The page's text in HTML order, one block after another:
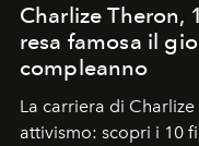
Charlize Theron,
resa famosa il
compleanno
La carriera di
attivismo: scopri i 10